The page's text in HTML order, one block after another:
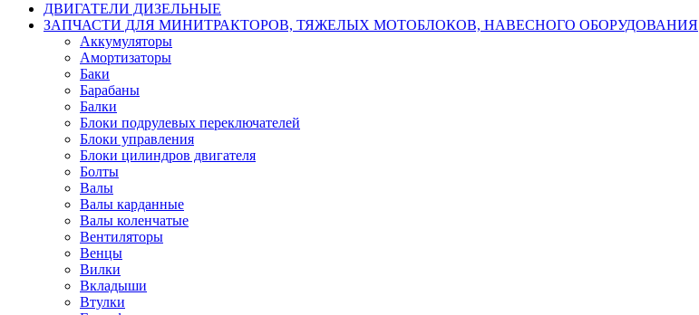
ДВИГАТЕЛИ ДИЗЕЛЬНЫЕ
ЗАПЧАСТИ ДЛЯ МИНИТРАКТОРОВ, ТЯЖЕЛЫХ МОТОБЛОКОВ, НАВЕСНОГО ОБОРУДОВАНИЯ
Аккумуляторы
Амортизаторы
Баки
Барабаны
Балки
Блоки подрулевых переключателей
Блоки управления
Блоки цилиндров двигателя
Болты
Валы
Валы карданные
Валы коленчатые
Вентиляторы
Венцы
Вилки
Вкладыши
Втулки